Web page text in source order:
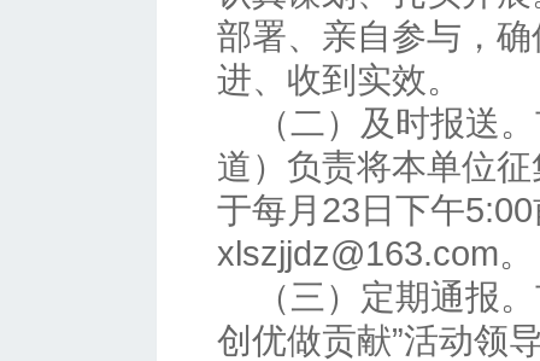
部署、亲自参与，
进、收到实效。
（二）及时报送
道）负责将本单位
于每月23日下午
xlszjjdz@163.com。
（三）定期通报
创优做贡献”活动领